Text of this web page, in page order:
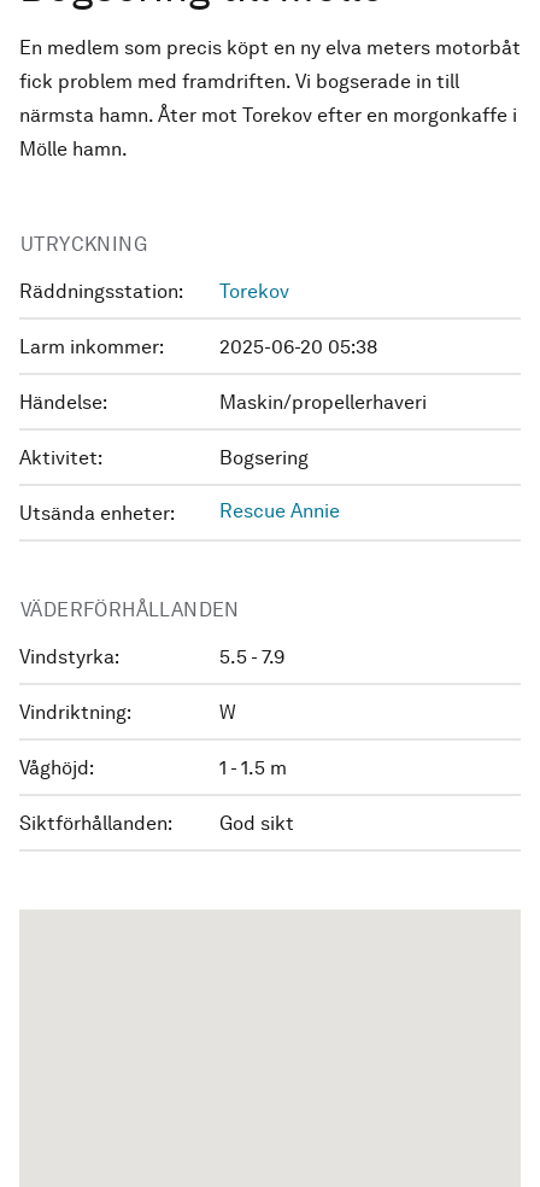
En medlem som precis köpt en ny elva meters motorbåt
fick problem med framdriften. Vi bogserade in till
närmsta hamn. Åter mot Torekov efter en morgonkaffe i
Mölle hamn.
UTRYCKNING
Räddningsstation: Torekov
Larm inkommer: 2025-06-20 05:38
Händelse: Maskin/propellerhaveri
Aktivitet: Bogsering
Utsända enheter: Rescue Annie
VÄDERFÖRHÅLLANDEN
Vindstyrka: 5.5 - 7.9
Vindriktning: W
Våghöjd: 1 - 1.5 m
Siktförhållanden: God sikt